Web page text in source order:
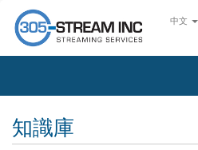
中文
知識庫